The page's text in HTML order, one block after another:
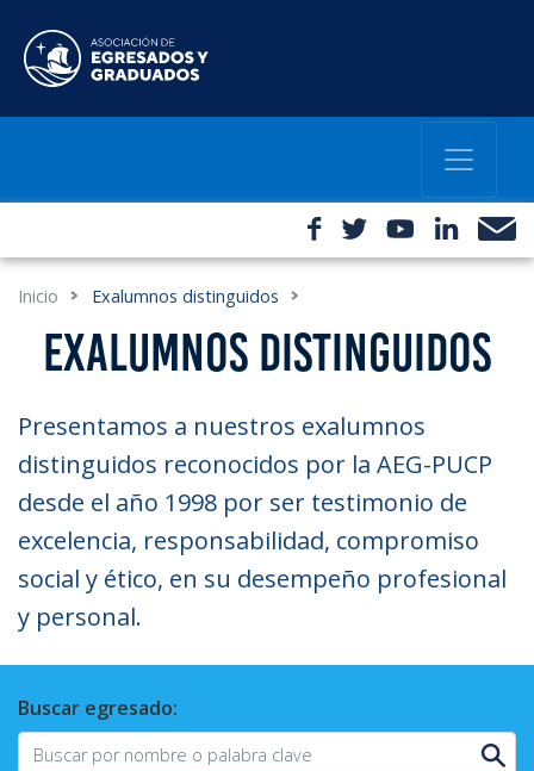
Inicio Exalumnos distinguidos
EXALUMNOS DISTINGUIDOS
Presentamos a nuestros exalumnos
distinguidos reconocidos por la AEG-PUCP
desde el año 1998 por ser testimonio de
excelencia, responsabilidad, compromiso
social y ético, en su desempeño profesional
y personal.
Buscar egresado: